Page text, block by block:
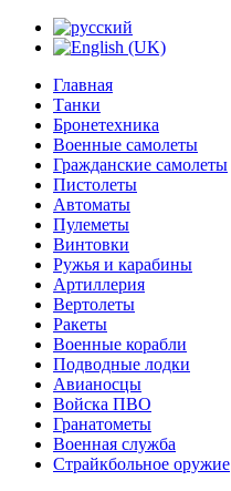
Главная
Танки
Бронетехника
Военные самолеты
Гражданские самолеты
Пистолеты
Автоматы
Пулеметы
Винтовки
Ружья и карабины
Артиллерия
Вертолеты
Ракеты
Военные корабли
Подводные лодки
Авианосцы
Войска ПВО
Гранатометы
Военная служба
Страйкбольное оружие